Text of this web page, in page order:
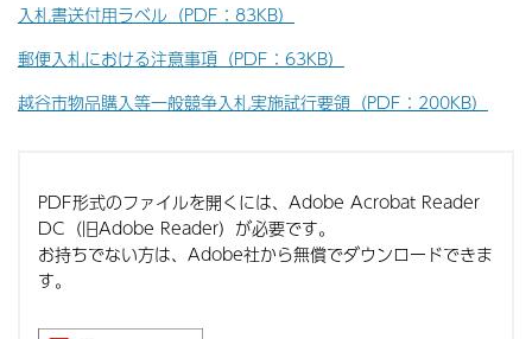
入札書送付用ラベル（PDF：83KB）
郵便入札における注意事項（PDF：63KB）
越谷市物品購入等一般競争入札実施試行要領（PDF：200KB）
PDF形式のファイルを開くには、Adobe Acrobat Reader
DC（旧Adobe Reader）が必要です。
お持ちでない方は、Adobe社から無償でダウンロードできま
す。